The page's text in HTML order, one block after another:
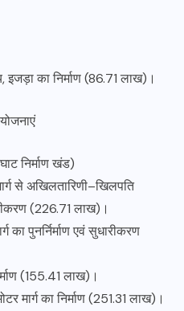
का निर्माण (86.71 लाख)।
निर्माण खंड)
से अखिलतारिणी–खिलपति
(226.71 लाख)।
का पुनर्निर्माण एवं सुधारीकरण
(155.41 लाख)।
मार्ग का निर्माण (251.31 लाख)।